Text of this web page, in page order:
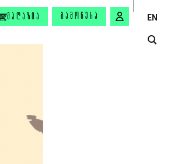
ᲛᲐᲦᲐᲖᲘᲐ ᲒᲐᲛᲝᲬᲔᲠᲐ EN